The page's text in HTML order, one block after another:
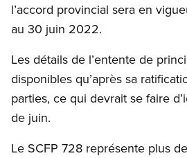
l’accord provincial sera en
au 30 juin 2022.
Les détails de l’entente de
disponibles qu’après sa
parties, ce qui devrait se faire
de juin.
Le SCFP 728 représente plus